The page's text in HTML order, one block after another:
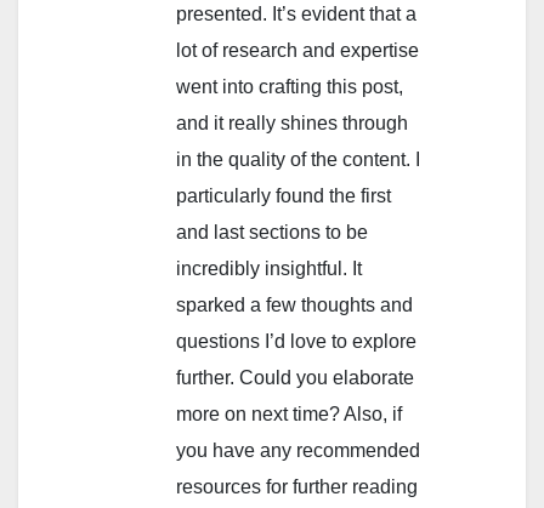
presented. It’s evident that a
lot of research and expertise
went into crafting this post,
and it really shines through
in the quality of the content. I
particularly found the first
and last sections to be
incredibly insightful. It
sparked a few thoughts and
questions I’d love to explore
further. Could you elaborate
more on next time? Also, if
you have any recommended
resources for further reading